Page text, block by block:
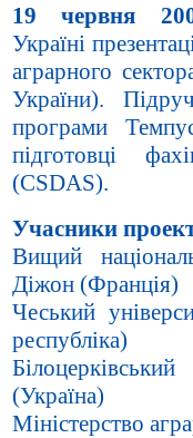
19 червня
Україні
аграрного
України).
програми
підготовці
(CSDAS).
Учасники
Вищий
Діжон (Франція)
Чеський
республіка)
(Україна)
Міністерство